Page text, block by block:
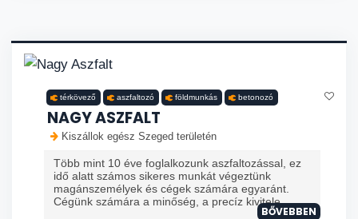
térkövező aszfaltozó földmunkás betonozó
NAGY ASZFALT
Kiszállok egész Szeged területén
Több mint 10 éve foglalkozunk aszfaltozással, ez
idő alatt számos sikeres munkát végeztünk
magánszemélyek és cégek számára egyaránt.
Cégünk számára a minőség, a precíz kivitele...
BŐVEBBEN